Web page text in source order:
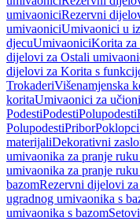
umivaoniciRezervni
umivaoniciUmivaonici u
djecuUmivaoniciKorita za
dijelovi za Ostali
dijelovi za Korita s
TrokaderiVišenamjenska
koritaUmivaonici za
PodestiPodestiPolupodesti
PolupodestiPribor
materijaliDekorativni
umivaonika za pranje
umivaonika za pranje
bazomRezervni dijelovi
ugradnog umivaonika s
umivaonika s bazom